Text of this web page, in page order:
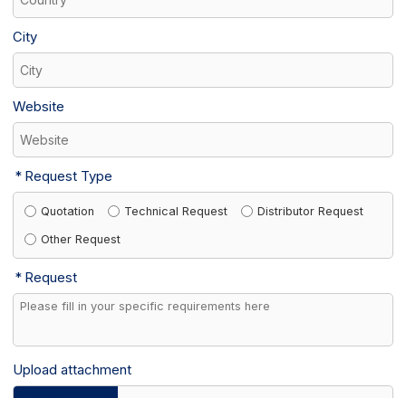
City
Website
Request Type
Quotation Technical Request Distributor Request
Other Request
Request
Upload attachment